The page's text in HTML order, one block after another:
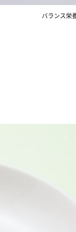
バランス栄